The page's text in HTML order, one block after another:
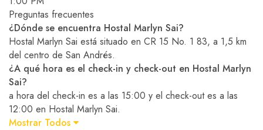
Preguntas frecuentes
¿Dónde se encuentra Hostal Marlyn Sai?
Hostal Marlyn Sai está situado en CR 15 No. 1 83, a 1,5 km
del centro de San Andrés.
¿A qué hora es el check-in y check-out en Hostal Marlyn
Sai?
a hora del check-in es a las 15:00 y el check-out es a las
12:00 en Hostal Marlyn Sai.
Mostrar Todos